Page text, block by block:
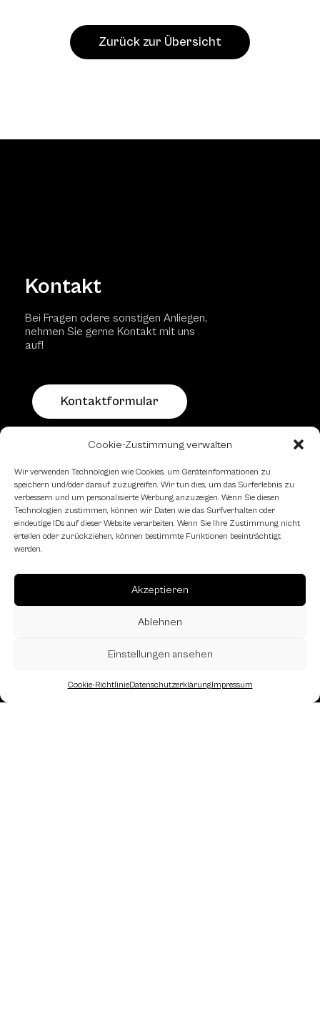
Cookie-Zustimmung verwalten
Wir verwenden Technologien wie Cookies, um Geräteinformationen zu
speichern und/oder darauf zuzugreifen. Wir tun dies, um das Surferlebnis zu
verbessern und um personalisierte Werbung anzuzeigen. Wenn Sie diesen
Technologien zustimmen, können wir Daten wie das Surfverhalten oder
eindeutige IDs auf dieser Website verarbeiten. Wenn Sie Ihre Zustimmung nicht
erteilen oder zurückziehen, können bestimmte Funktionen beeinträchtigt
werden.
Akzeptieren
Ablehnen
Einstellungen ansehen
Cookie-RichtlinieDatenschutzerklärungImpressum
Zurück zur Übersicht
Kontakt
Bei Fragen odere sonstigen Anliegen,
nehmen Sie gerne Kontakt mit uns
auf!
Kontaktformular
Schachfreundliche Lokale